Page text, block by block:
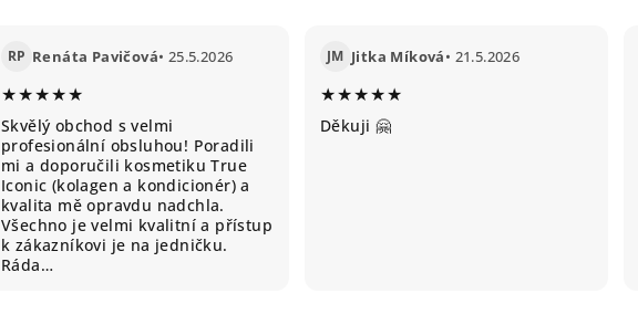
RP Renáta Pavičová• 25.5.2026
★★★★★
Skvělý obchod s velmi
profesionální obsluhou! Poradili
mi a doporučili kosmetiku True
Iconic (kolagen a kondicionér) a
kvalita mě opravdu nadchla.
Všechno je velmi kvalitní a přístup
k zákazníkovi je na jedničku.
Ráda…
JM Jitka Míková• 21.5.2026
★★★★★
Děkuji 🤗